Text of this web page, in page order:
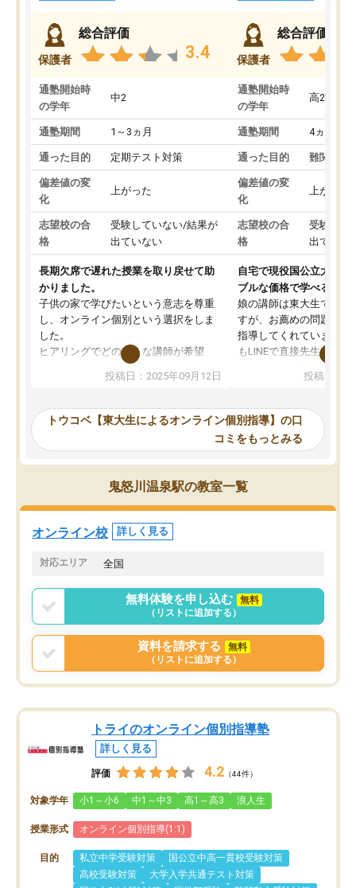
保護者
総合評価
3.4
通塾開始時
の学年
中2
通塾期間 1～3ヵ月
通った目的 定期テスト対策
偏差値の変
化
上がった
志望校の合
格
受験していない/結果が
出ていない
長期欠席で遅れた授業を取り戻せて助
かりました。
子供の家で学びたいという意志を尊重
し、オンライン個別という選択をしま
した。
ヒアリングでどのような講師が希望
か、オプションは付帯するかなど選ぶ
事が出来ました。
ーティングを行い、その講師で良いか
見てから講師を決定する事ができま
す。
うちの子は、初回面談の講師の方で決
オンラインツールを使用した単語帳の
共有があり宿題もそちらで出される形
でした。
言う事で講師変更の申し出があり、あ
まりに短期での変更だった為、塾に通
う事にして退会しました。遅れも取り
戻せ、授業内容や講師の方は良かった
と思います。
投稿日：2025年09月12日
保護者
総合評価
通塾開始時
の学年
高2
通塾期間 4ヵ月～1
通った目的 難関私立
偏差値の変
化
上がった
志望校の合
格
受験して
出ていな
自宅で現役国公立大学生
ブルな価格で学べる
娘の講師は東大生では無
すが、お薦めの問題集や
指導してくれています。
もLINEで直接先生に質問
めれるので、個人に合
いなのがあり(有料)、受
ことをどんなスケジュー
くか相談したのですが、
ち期待したものではなく
内容でした。それでも明
やる気も出ましたし、苦
くなってきたようなので
投稿日：
トウコベ【東大生によるオンライン個別指導】の口
コミをもっとみる
鬼怒川温泉駅の教室一覧
オンライン校 詳しく見る
対応エリア 全国
無料体験を申し込む
無料
（リストに追加する）
資料を請求する
無料
（リストに追加する）
トライのオンライン個別指導塾
詳しく見る
評価 4.2 （44件）
対象学年 小1～小6 中1～中3 高1～高3 浪人生
授業形式 オンライン個別指導(1:1)
目的 私立中学受験対策
国公立中高一貫校受験対策
高校受験対策
大学入学共通テスト対策